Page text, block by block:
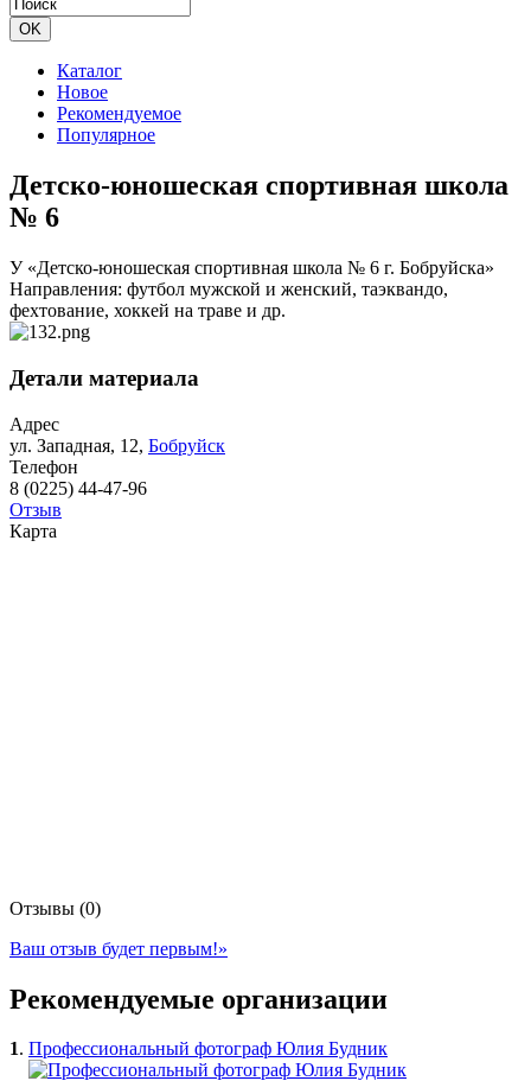
Каталог
Новое
Рекомендуемое
Популярное
Детско-юношеская спортивная школа
№ 6
У «Детско-юношеская спортивная школа № 6 г. Бобруйска»
Направления: футбол мужской и женский, таэквандо,
фехтование, хоккей на траве и др.
Детали материала
Адрес
ул. Западная, 12, Бобруйск
Телефон
8 (0225) 44-47-96
Отзыв
Карта
Отзывы (0)
Ваш отзыв будет первым!»
Рекомендуемые организации
1. Профессиональный фотограф Юлия Будник